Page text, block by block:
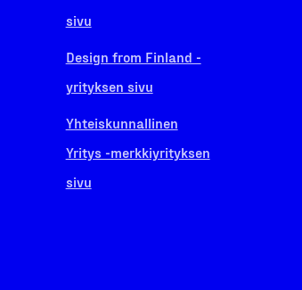
sivu
Design from Finland -
yrityksen sivu
Yhteiskunnallinen
Yritys -merkkiyrityksen
sivu